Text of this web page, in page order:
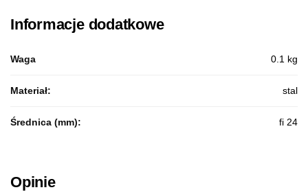
Informacje dodatkowe
Waga 0.1 kg
Materiał: stal
Średnica (mm): fi 24
Opinie